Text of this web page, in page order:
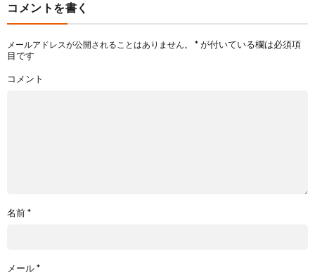
コメントを書く
メールアドレスが公開されることはありません。 *が付いている欄は必須項
目です
コメント
名前*
メール*